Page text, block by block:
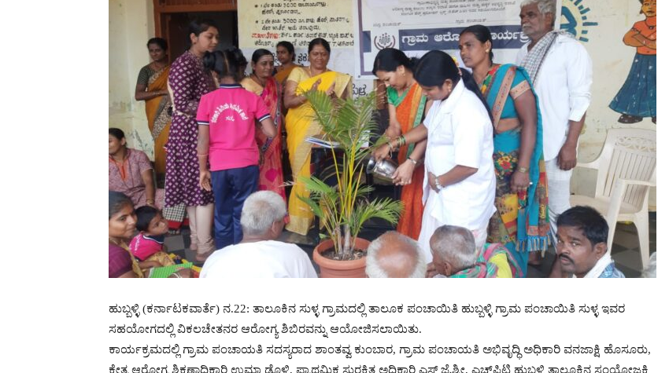
ಹುಬ್ಬಳ್ಳಿ (ಕರ್ನಾಟಕವಾರ್ತೆ) ನ.22: ತಾಲೂಕಿನ ಸುಳ್ಳ ಗ್ರಾಮದಲ್ಲಿ ತಾಲೂಕ ಪಂಚಾಯಿತಿ ಹುಬ್ಬಳ್ಳಿ ಗ್ರಾಮ ಪಂಚಾಯಿತಿ ಸುಳ್ಳ ಇವರ
ಸಹಯೋಗದಲ್ಲಿ ವಿಕಲಚೇತನರ ಆರೋಗ್ಯ ಶಿಬಿರವನ್ನು ಆಯೋಜಿಸಲಾಯಿತು.
ಕಾರ್ಯಕ್ರಮದಲ್ಲಿ ಗ್ರಾಮ ಪಂಚಾಯತಿ ಸದಸ್ಯರಾದ ಶಾಂತವ್ವ ಕುಂಬಾರ, ಗ್ರಾಮ ಪಂಚಾಯತಿ ಅಭಿವೃದ್ಧಿ ಅಧಿಕಾರಿ ವನಜಾಕ್ಷಿ ಹೊಸೂರು,
ಕ್ಷೇತ್ರ ಆರೋಗ್ಯ ಶಿಕ್ಷಣಾಧಿಕಾರಿ ಉಮಾ ಡೊಳ್ಳಿ, ಪ್ರಾಥಮಿಕ ಸುರಕ್ಷಿತ ಅಧಿಕಾರಿ ಎಸ್ ಜೈಶ್ರೀ, ಎಚ್‍ಪಿಟಿ ಹುಬ್ಬಳ್ಳಿ ತಾಲೂಕಿನ ಸಂಯೋಜಕಿ